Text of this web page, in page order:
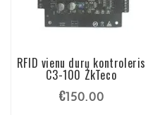
RFID vienu durų kontroleris
C3-100 ZkTeco
€150.00